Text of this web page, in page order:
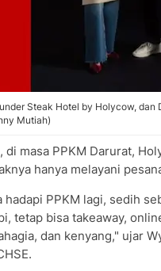
Steak Hotel by Holycow,
Mutiah)
di masa PPKM Darurat,
hanya melayani
hadapi PPKM lagi, sedih
tetap bisa takeaway,
dan kenyang," ujar